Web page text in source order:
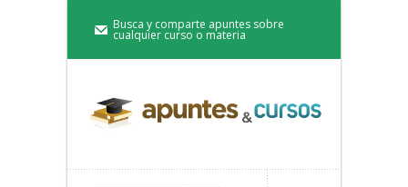
Busca y comparte apuntes sobre
cualquier curso o materia